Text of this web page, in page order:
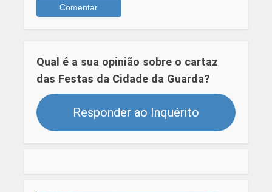
Qual é a sua opinião sobre o cartaz
das Festas da Cidade da Guarda?
Responder ao Inquérito